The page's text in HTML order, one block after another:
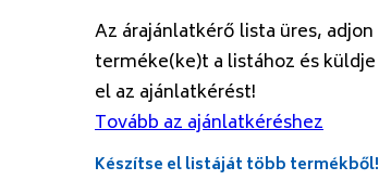
Az árajánlatkérő lista üres, adjon
terméke(ke)t a listához és küldje
el az ajánlatkérést!
Tovább az ajánlatkéréshez
Készítse el listáját több termékből!